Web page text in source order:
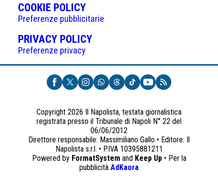
COOKIE POLICY(APRE
IN
UNA
NUOVA
Preferenze pubblicitarie
PRIVACY POLICY(APRE
UNA
NUOVA
SCHEDA)
Preferenze privacy
Copyright 2026 Il Napolista, testata giornalistica
registrata presso il Tribunale di Napoli N° 22 del
06/06/2012
Direttore responsabile: Massimiliano Gallo • Editore: Il
Napolista s.r.l. • P.IVA 10395881211
Powered by FormatSystemand Keep Up• Per la
pubblicità AdKaora